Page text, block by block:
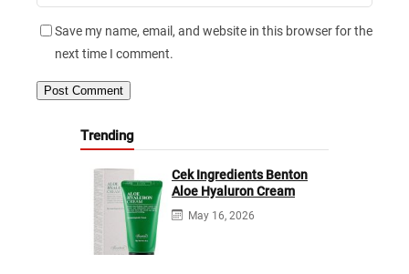
Save my name, email, and website in this browser for the
next time I comment.
Trending
Cek Ingredients Benton
Aloe Hyaluron Cream
May 16, 2026